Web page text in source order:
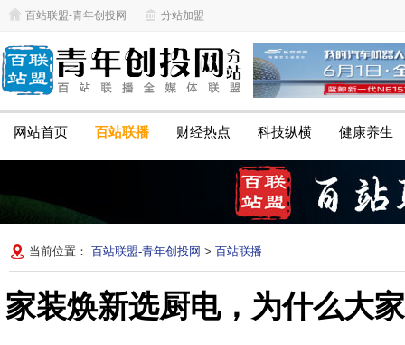
百站联盟-青年创投网 分站加盟
网站首页 百站联播 财经热点 科技纵横 健康养生
当前位置： 百站联盟-青年创投网 > 百站联播
家装焕新选厨电，为什么大